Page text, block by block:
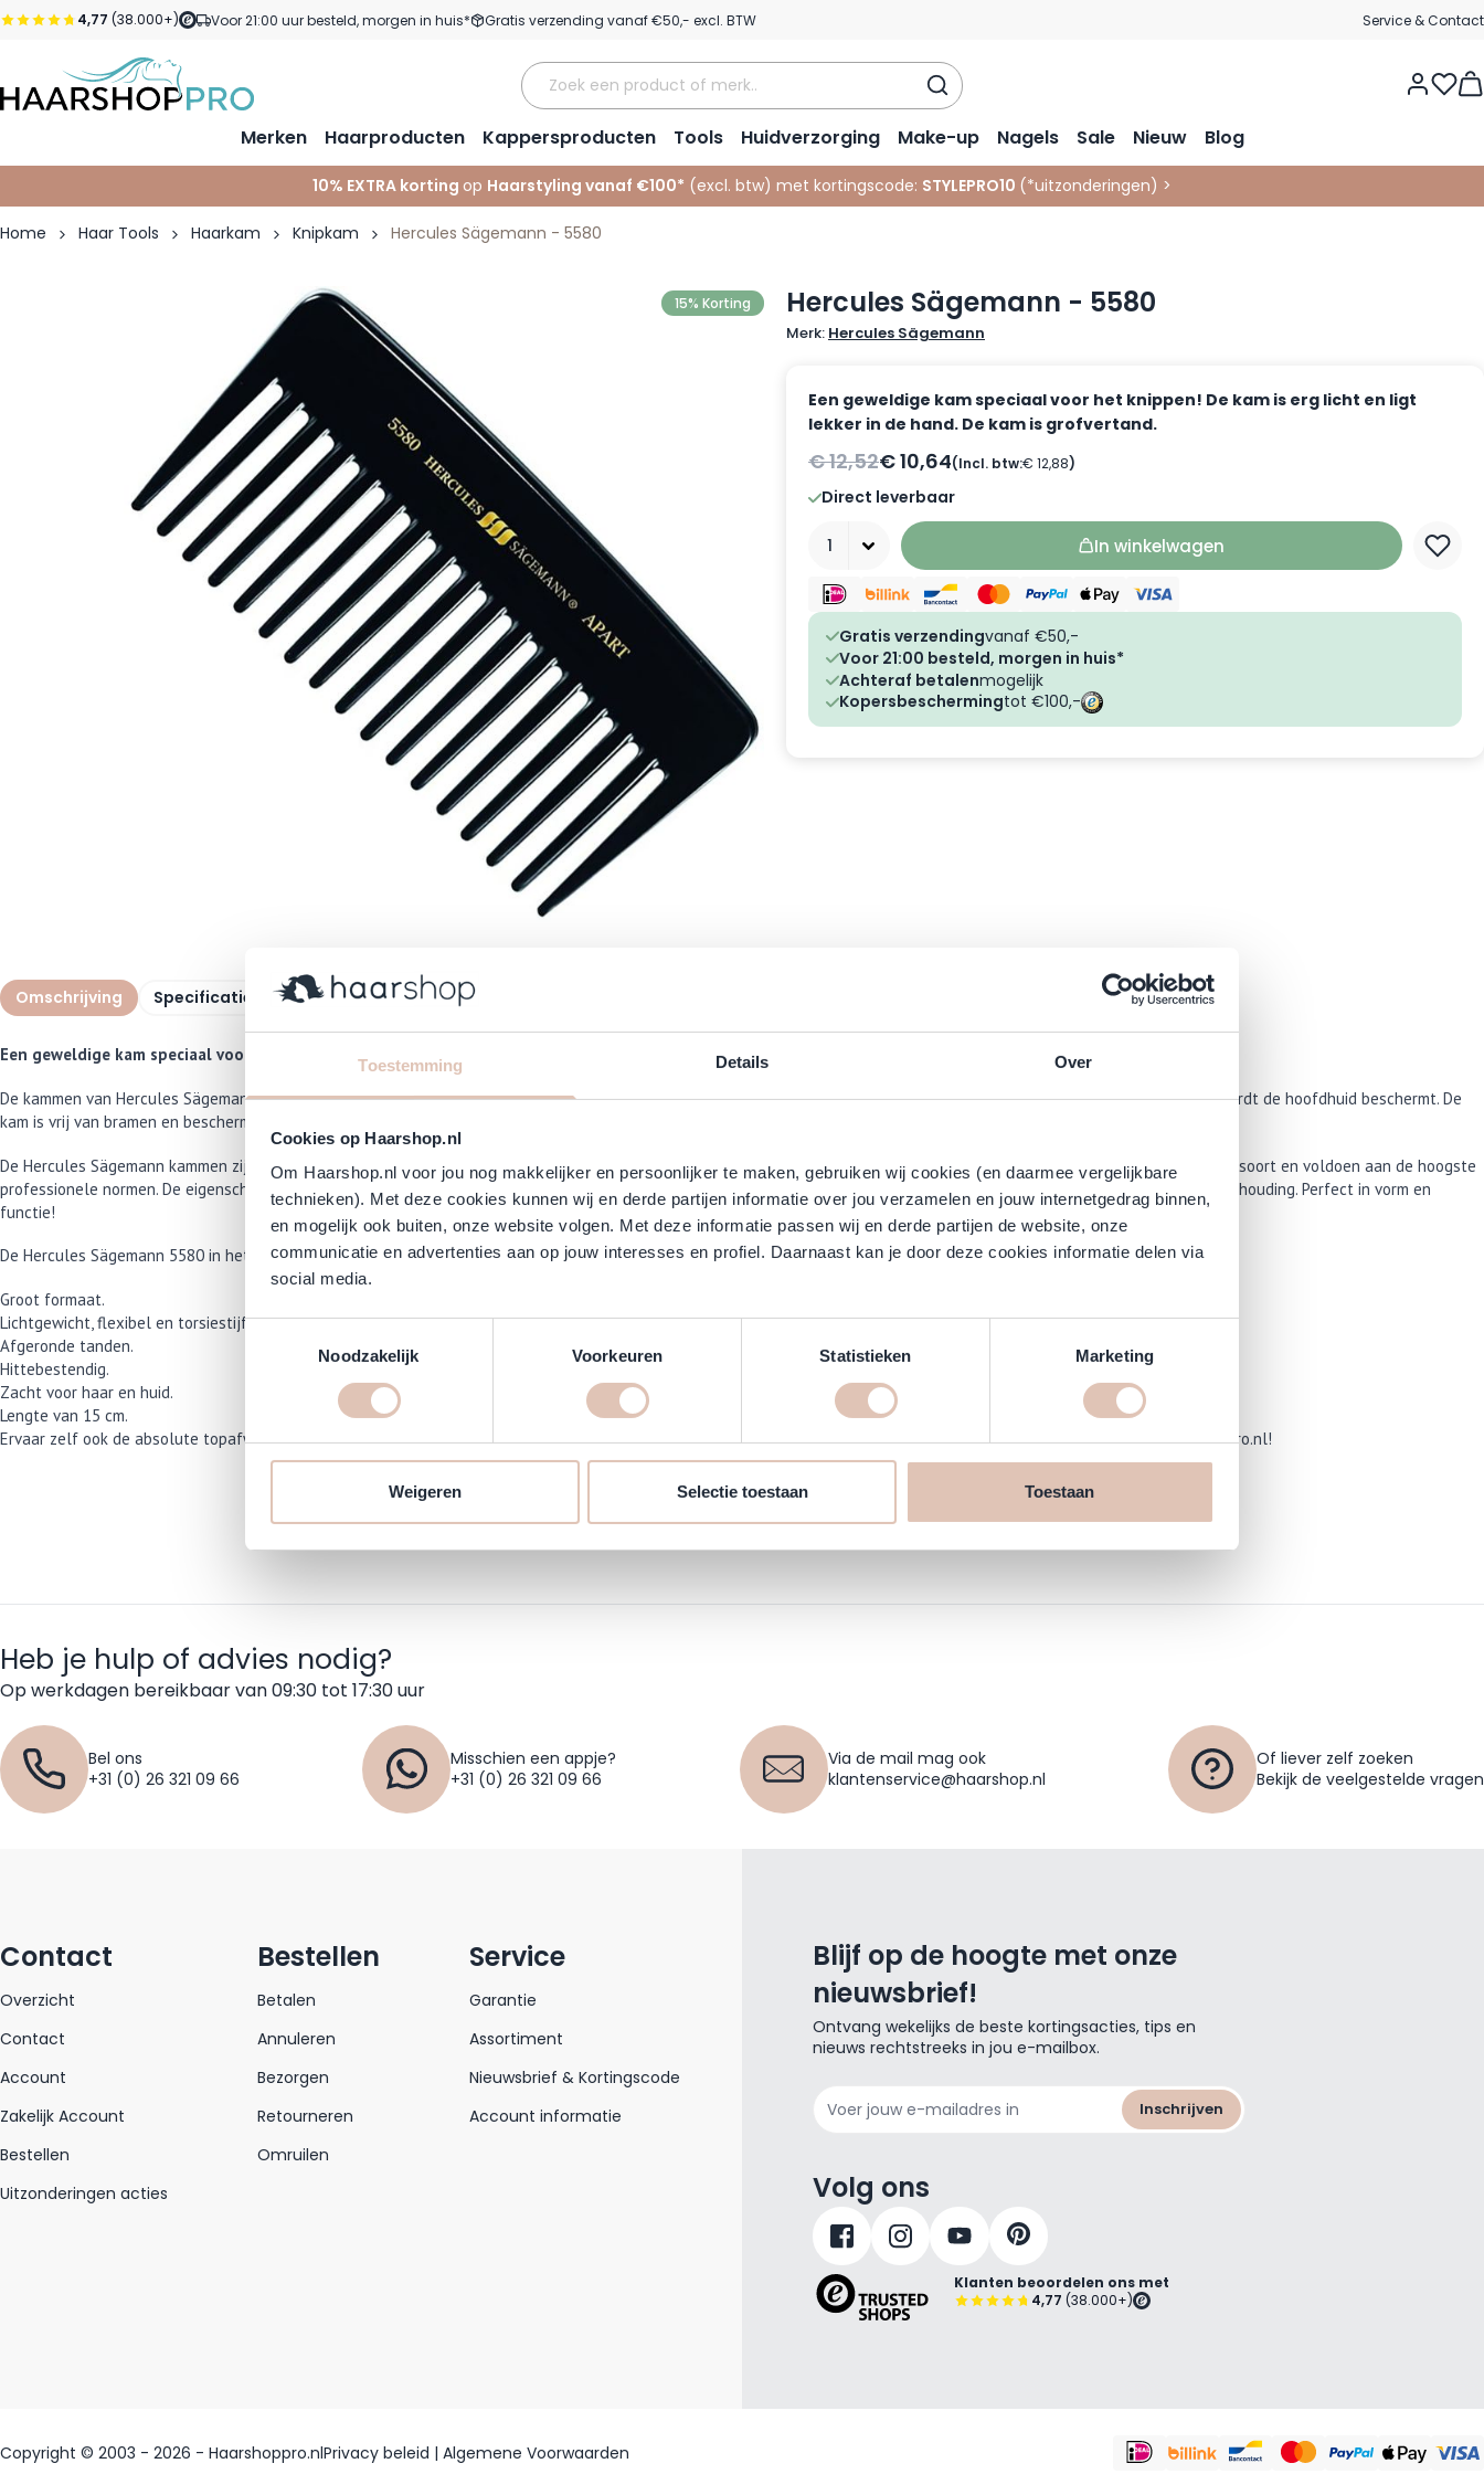
Toestemming Details Over
Cookies op Haarshop.nl
Om Haarshop.nl voor jou nog makkelijker en persoonlijker te maken, gebruiken wij cookies (en daarmee vergelijkbare
technieken). Met deze cookies kunnen wij en derde partijen informatie over jou verzamelen en jouw internetgedrag binnen,
en mogelijk ook buiten, onze website volgen. Met deze informatie passen wij en derde partijen de website, onze
communicatie en advertenties aan op jouw interesses en profiel. Daarnaast kan je door deze cookies informatie delen via
social media.
Noodzakelijk
Voorkeuren Statistieken Marketing
Weigeren Selectie toestaan Toestaan
Ga naar de inhoud
4,77 (38.000+) Voor 21:00 uur besteld, morgen in huis* Gratis verzending vanaf €50,- excl. BTW Service & Contact
Merken Haarproducten Kappersproducten Tools Huidverzorging Make-up Nagels Sale Nieuw Blog
10% EXTRA korting op Haarstyling vanaf €100* (excl. btw) met kortingscode: STYLEPRO10 (*uitzonderingen) >
Home Haar Tools Haarkam Knipkam Hercules Sägemann - 5580
Hercules Sägemann - 5580
Merk: Hercules Sägemann
15% Korting
Een geweldige kam speciaal voor het knippen! De kam is erg licht en ligt
lekker in de hand. De kam is grofvertand.
€ 12,52€ 10,64(Incl. btw:€ 12,88)
Direct leverbaar
In winkelwagen
Gratis verzendingvanaf €50,-
Voor 21:00 besteld, morgen in huis*
Achteraf betalenmogelijk
Kopersbeschermingtot €100,-
Omschrijving Specificaties Veelgestelde vragen
Een geweldige kam speciaal voor het knippen! De kam is erg licht en ligt lekker in de hand. De kam is grofvertand.
De kammen van Hercules Sägemann zijn van hoogwaardige en duurzame kwaliteit. De 5580 haarkam kamt dik, stug haar in een mum van tijd en met zijn afgeronde punten wordt de hoofdhuid beschermt. De
kam is vrij van bramen en beschermt je haar tegen schade.
De Hercules Sägemann kammen zijn gemaakt van eboniet, gevulkaniseerd rubber, en worden met de hand gezaagd, geschuurd en gepolijst. Deze kammen zijn de beste in hun soort en voldoen aan de hoogste
professionele normen. De eigenschappen van natuurlijk rubber maken kwaliteitskammen mogelijk voor een breed scala aan eisen tegen een aantrekkelijk prijs / prestatie-verhouding. Perfect in vorm en
functie!
De Hercules Sägemann 5580 in het kort:
Groot formaat.
Lichtgewicht, flexibel en torsiestijf.
Afgeronde tanden.
Hittebestendig.
Zacht voor haar en huid.
Lengte van 15 cm.
Ervaar zelf ook de absolute topafwerking en het oog voor detail met de professionele kapperskammen van Hercules Sägemann! Bestel direct voordelig online op Haarshoppro.nl!
Heb je hulp of advies nodig?
Op werkdagen bereikbaar van 09:30 tot 17:30 uur
Bel ons
+31 (0) 26 321 09 66
Misschien een appje?
+31 (0) 26 321 09 66
Via de mail mag ook
klantenservice@haarshop.nl
Of liever zelf zoeken
Bekijk de veelgestelde vragen
Contact
Overzicht
Contact
Account
Zakelijk Account
Bestellen
Uitzonderingen acties
Bestellen
Betalen
Annuleren
Bezorgen
Retourneren
Omruilen
Service
Garantie
Assortiment
Nieuwsbrief & Kortingscode
Account informatie
Blijf op de hoogte met onze
nieuwsbrief!
Ontvang wekelijks de beste kortingsacties, tips en
nieuws rechtstreeks in jou e-mailbox.
Inschrijven
Volg ons
Klanten beoordelen ons met
4,77 (38.000+)
Copyright © 2003 - 2026 - Haarshoppro.nlPrivacy beleid | Algemene Voorwaarden